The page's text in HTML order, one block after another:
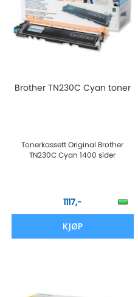
Brother TN230C Cyan toner
Tonerkassett Original Brother
TN230C Cyan 1400 sider
1117,-
KJØP